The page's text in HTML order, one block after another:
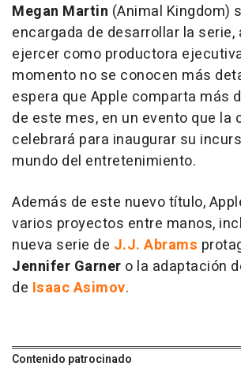
Megan Martin (Animal Kingdom)
encargada de desarrollar la serie,
ejercer como productora
momento no se conocen más
espera que Apple comparta más
de este mes, en un evento que la
celebrará para inaugurar su
mundo del entretenimiento.
Además de este nuevo título,
varios proyectos entre manos,
nueva serie de J.J. Abrams
Jennifer Garner o la adaptación
de Isaac Asimov.
Contenido patrocinado